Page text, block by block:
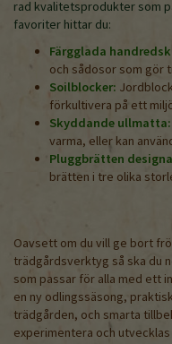
rad kvalitetsprodukter som
favoriter hittar du:
Färgglada
och sådosor som gör
Soilblocker:
förkultivera på ett
Skyddande ullmatta:
varma, eller kan
Pluggbrätten
brätten i tre olika
Oavsett om du vill ge bort
trädgårdsverktyg så ska du
som passar för alla med ett
en ny odlingssäsong,
trädgården, och smarta
experimentera och